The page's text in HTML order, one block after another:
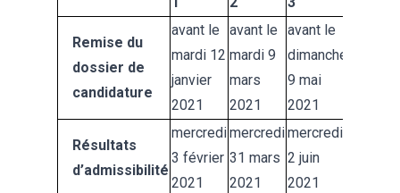
Remise du
dossier de
candidature
avant le
mardi 12
janvier
2021
avant le
mardi 9
mars
2021
avant le
dimanche
9 mai
2021
Résultats
d’admissibilité
mercredi
3 février
2021
mercredi
31 mars
2021
mercredi
2 juin
2021